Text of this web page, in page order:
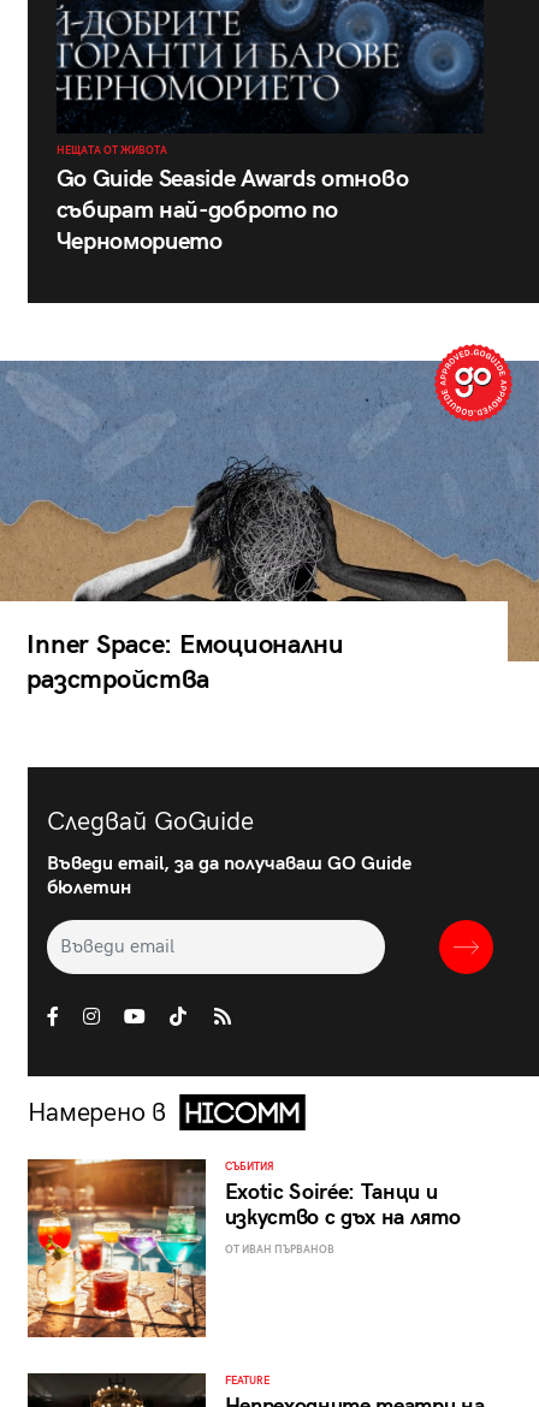
НЕЩАТА ОТ ЖИВОТА
Go Guide Seaside Awards отново
събират най-доброто по
Черноморието
Inner Space: Емоционални
разстройства
Следвай GoGuide
Въведи email, за да получаваш GO Guide
бюлетин
Намерено в
СЪБИТИЯ
Exotic Soirée: Танци и
изкуство с дъх на лято
ОТ ИВАН ПЪРВАНОВ
FEATURE